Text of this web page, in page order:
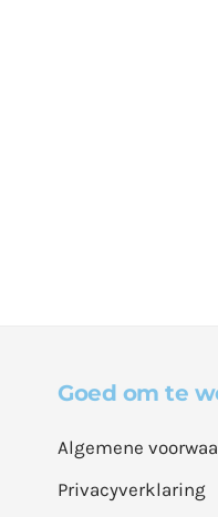
Goed om te
Algemene
Privacyverklaring